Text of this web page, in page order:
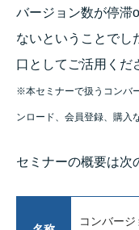
バージョン数が停滞
ないということでし
口としてご活用くだ
※本セミナーで扱うコンバ
ンロード、会員登録、購入
セミナーの概要は次
コンバー